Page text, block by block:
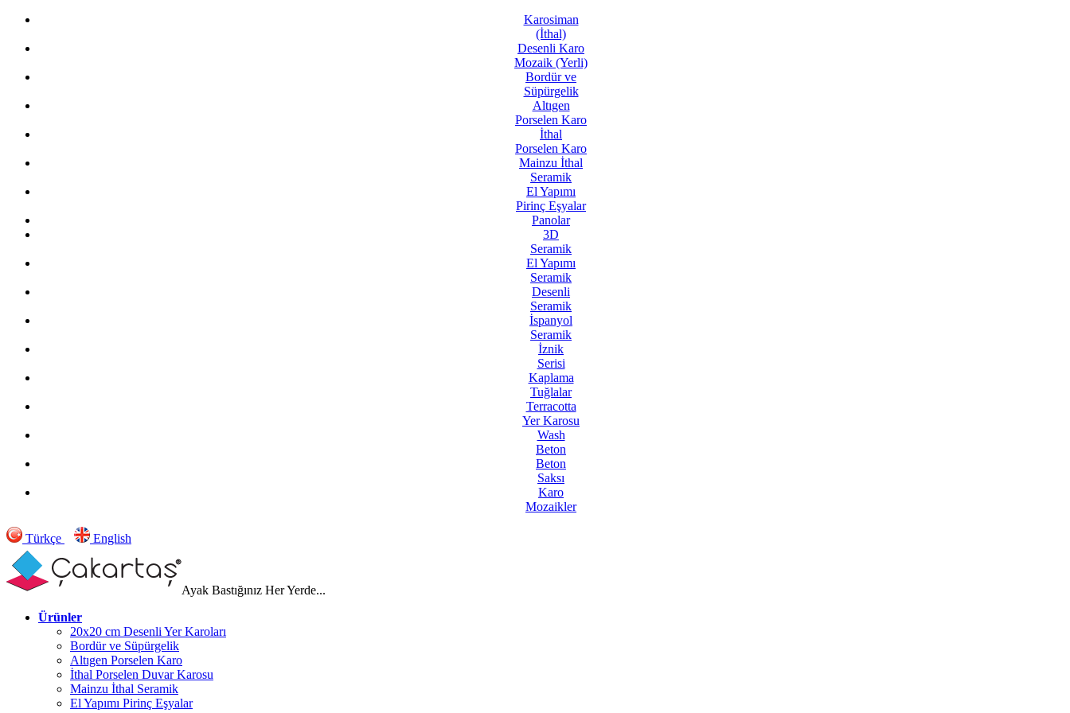
Karosiman
(İthal)
Desenli Karo
Mozaik (Yerli)
Bordür ve
Süpürgelik
Altıgen
Porselen Karo
İthal
Porselen Karo
Mainzu İthal
Seramik
El Yapımı
Pirinç Eşyalar
Panolar
3D
Seramik
El Yapımı
Seramik
Desenli
Seramik
İspanyol
Seramik
İznik
Serisi
Kaplama
Tuğlalar
Terracotta
Yer Karosu
Wash
Beton
Beton
Saksı
Karo
Mozaikler
Türkçe English
Ayak Bastığınız Her Yerde...
Ürünler
20x20 cm Desenli Yer Karoları
Bordür ve Süpürgelik
Altıgen Porselen Karo
İthal Porselen Duvar Karosu
Mainzu İthal Seramik
El Yapımı Pirinç Eşyalar